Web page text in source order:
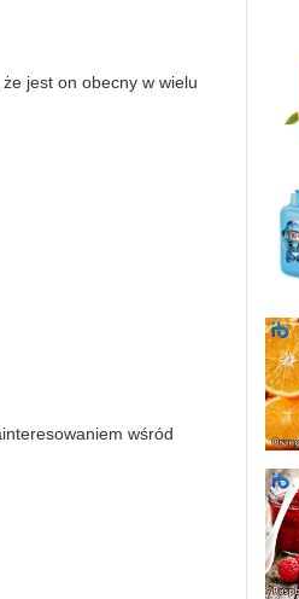
jest on obecny w wielu
wśród